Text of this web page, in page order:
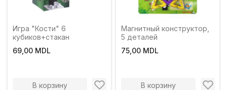
Игра "Кости" 6
кубиков+стакан
69,00 MDL
В корзину
Магнитный конструктор,
5 деталей
75,00 MDL
В корзину